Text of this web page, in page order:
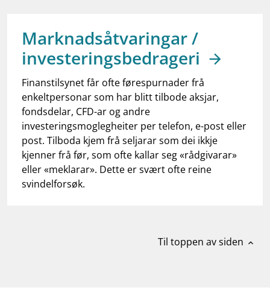
dashboardInformasjon for investorer
notifications_noneAbonner på nyhetsvarsel
Marknadsåtvaringar /
investeringsbedrageri
Finanstilsynet får ofte førespurnader frå
enkeltpersonar som har blitt tilbode aksjar,
fondsdelar, CFD-ar og andre
investeringsmoglegheiter per telefon, e-post eller
post. Tilboda kjem frå seljarar som dei ikkje
kjenner frå før, som ofte kallar seg «rådgivarar»
eller «meklarar». Dette er svært ofte reine
svindelforsøk.
Til toppen av siden expand_less